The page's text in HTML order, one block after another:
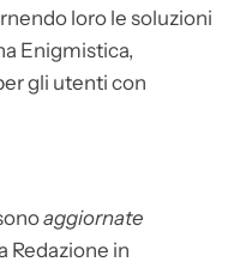
loro le soluzioni
Enigmistica,
gli utenti con
aggiornate
Redazione in